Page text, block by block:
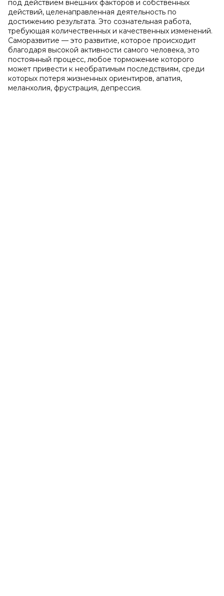
под действием внешних факторов и собственных
действий, целенаправленная деятельность по
достижению результата. Это сознательная работа,
требующая количественных и качественных изменений.
Саморазвитие — это развитие, которое происходит
благодаря высокой активности самого человека, это
постоянный процесс, любое торможение которого
может привести к необратимым последствиям, среди
которых потеря жизненных ориентиров, апатия,
меланхолия, фрустрация, депрессия.